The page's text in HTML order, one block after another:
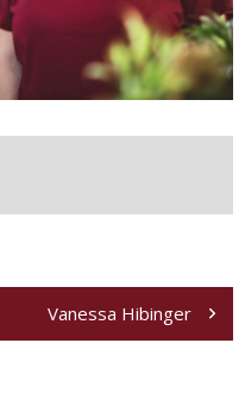
Vanessa Hibinger